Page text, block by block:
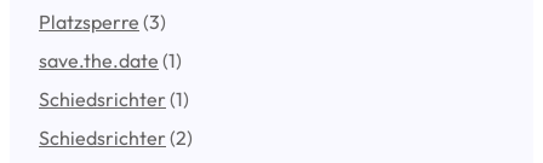
Platzsperre (3)
save.the.date (1)
Schiedsrichter (1)
Schiedsrichter (2)